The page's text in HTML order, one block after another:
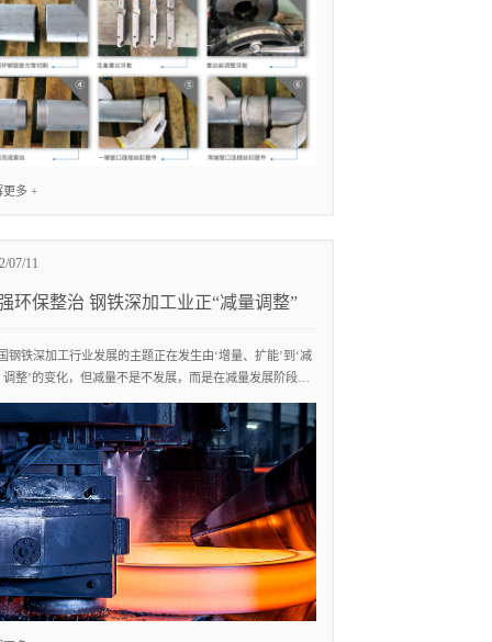
强
更多 +
07/11
环保整治 钢铁深加工业正“减量调整”
钢铁深加工行业发展的主题正在发生由‘增量、扩能’到‘减
调整’的变化，但减量不是不发展，而是在减量发展阶段下